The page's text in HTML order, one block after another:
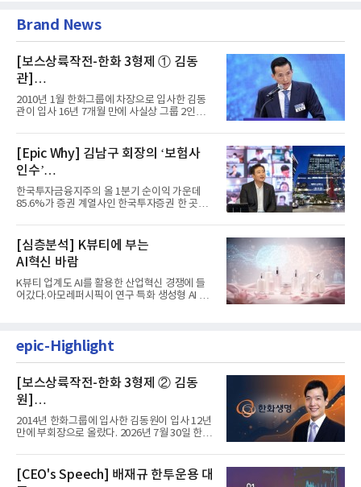
Brand News
[보스상륙작전-한화 3형제 ① 김동
관]
입사 16년 만에 수석부회장 … 경영승
계 ‘초읽기’
2010년 1월 한화그룹에 차장으로 입사한 김동
관이 입사 16년 7개월 만에 사실상 그룹 2인자
[Epic Why] 김남구 회장의 ‘보험사
인수’
발걸음이 신중해진 배경은?
한국투자금융지주의 올 1분기 순이익 가운데
85.6%가 증권 계열사인 한국투자증권 한 곳에
[심층분석] K뷰티에 부는
AI혁신 바람
K뷰티 업계도 AI를 활용한 산업혁신 경쟁에 들
어갔다.아모레퍼시픽이 연구 특화 생성형 AI 플
epic-Highlight
[보스상륙작전-한화 3형제 ② 김동
원]
입사 12년 만에 금융계열 수장 등극
2014년 한화그룹에 입사한 김동원이 입사 12년
만에 부회장으로 올랐다. 2026년 7월 30일 한화
[CEO's Speech] 배재규 한투운용 대